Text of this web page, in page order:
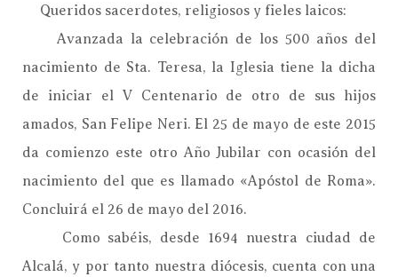
Queridos sacerdotes, religiosos y fieles laicos:
Avanzada la celebración de los 500 años del
nacimiento de Sta. Teresa, la Iglesia tiene la dicha
de iniciar el V Centenario de otro de sus hijos
amados, San Felipe Neri. El 25 de mayo de este 2015
da comienzo este otro Año Jubilar con ocasión del
nacimiento del que es llamado «Apóstol de Roma».
Concluirá el 26 de mayo del 2016.
Como sabéis, desde 1694 nuestra ciudad de
Alcalá, y por tanto nuestra diócesis, cuenta con una